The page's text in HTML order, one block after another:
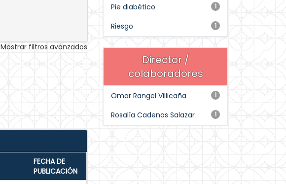
Mostrar filtros avanzados
FECHA DE
PUBLICACIÓN
1
Pie diabético
1
Riesgo
Director /
colaboradores
1
Omar Rangel Villicaña
1
Rosalía Cadenas Salazar